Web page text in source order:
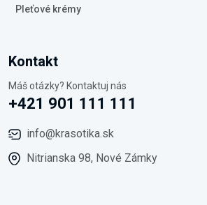
Pleťové krémy
Kontakt
Máš otázky? Kontaktuj nás
+421 901 111 111
info@krasotika.sk
Nitrianska 98, Nové Zámky